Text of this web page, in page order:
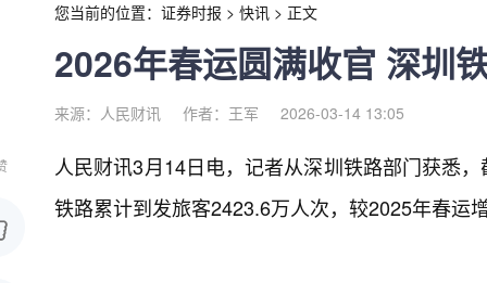
您当前的位置： 证券时报 > 快讯 > 正文
2026年春运圆满收官 深圳
来源：人民财讯 作者：王军 2026-03-14 13:05
人民财讯3月14日电，记者从深圳铁路部门获悉
铁路累计到发旅客2423.6万人次，较2025年春运